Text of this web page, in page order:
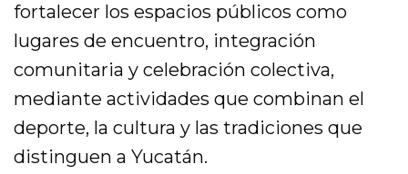
fortalecer los espacios públicos como
lugares de encuentro, integración
comunitaria y celebración colectiva,
mediante actividades que combinan el
deporte, la cultura y las tradiciones que
distinguen a Yucatán.